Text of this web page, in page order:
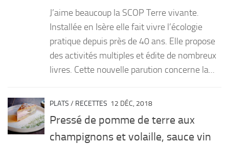
J’aime beaucoup la SCOP Terre vivante.
Installée en Isère elle fait vivre l’écologie
pratique depuis près de 40 ans. Elle propose
des activités multiples et édite de nombreux
livres. Cette nouvelle parution concerne la...
PLATS / RECETTES 12 DÉC, 2018
Pressé de pomme de terre aux
champignons et volaille, sauce vin